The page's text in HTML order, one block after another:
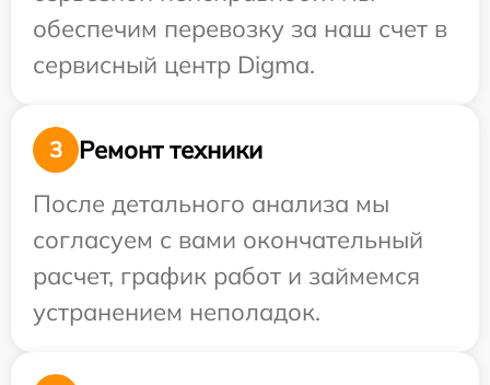
обеспечим перевозку за наш счет в
сервисный центр Digma.
3
Ремонт техники
После детального анализа мы
согласуем с вами окончательный
расчет, график работ и займемся
устранением неполадок.